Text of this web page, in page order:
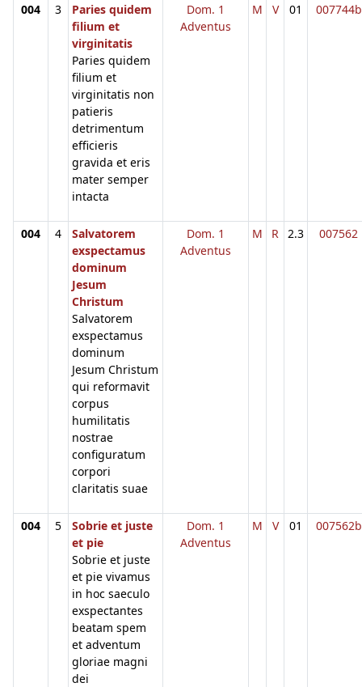
004 3
Paries quidem
filium et
virginitatis
Paries quidem
filium et
virginitatis non
patieris
detrimentum
efficieris
gravida et eris
mater semper
intacta
Dom. 1
Adventus
M V 01 007744b
004 4
Salvatorem
exspectamus
dominum
Jesum
Christum
Salvatorem
exspectamus
dominum
Jesum Christum
qui reformavit
corpus
humilitatis
nostrae
configuratum
corpori
claritatis suae
Dom. 1
Adventus
M R 2.3 007562
004 5
Sobrie et juste
et pie
Sobrie et juste
et pie vivamus
in hoc saeculo
exspectantes
beatam spem
et adventum
gloriae magni
dei
Dom. 1
Adventus
M V 01 007562b